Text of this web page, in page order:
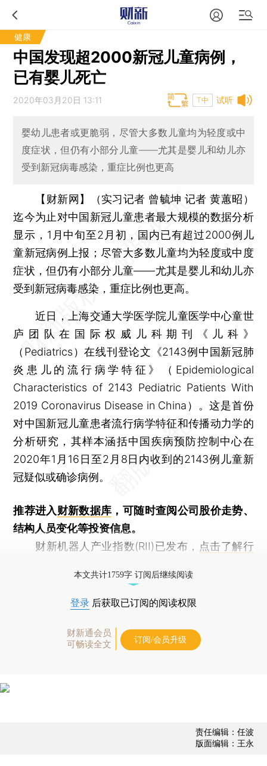
健康
中国发现超2000新冠儿童病例，
已有婴儿死亡
试听
2020年03月20日 13:11 T中
婴幼儿患者或更脆弱，尽管大多数儿童均为轻度或中
度症状，但仍有小部分儿童——尤其是婴儿和幼儿亦
受到新冠病毒感染，重症比例也更高
【财新网】（实习记者 曾毓坤 记者 黄蕙昭）
迄今为止对中国新冠儿童患者最大规模的数据分析
显示，1月中旬至2月初，国内已有超过2000例儿
童新冠病例上报；尽管大多数儿童均为轻度或中度
症状，但仍有小部分儿童——尤其是婴儿和幼儿亦
受到新冠病毒感染，重症比例也更高。
近日，上海交通大学医学院儿童医学中心童世
庐团队在国际权威儿科期刊《儿科》
（Pediatrics）在线刊登论文《2143例中国新冠肺
炎患儿的流行病学特征》（Epidemiological
Characteristics of 2143 Pediatric Patients With
2019 Coronavirus Disease in China）。这是首份
对中国新冠儿童患者流行病学特征和传播动力学的
分析研究，其样本涵括中国疾病预防控制中心在
2020年1月16日至2月8日内收到的2143例儿童新
冠疑似或确诊病例。
推荐进入财新数据库 ，可随时查阅公司股价走势、
结构人员变化等投资信息。
财新机器人产业指数(RII)已发布， 点击了解行
本文共计1759字 订阅后继续阅读
登录 后获取已订阅的阅读权限
财新通会员
可畅读全文
订阅/会员升级
责任编辑：任波
版面编辑：王永